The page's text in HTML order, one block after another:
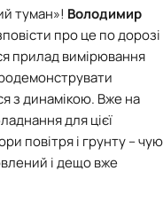
туман»! Володимир
про це по дорозі
прилад вимірювання
з динамікою. Вже на
для цієї
повітря і грунту – чую
і дещо вже